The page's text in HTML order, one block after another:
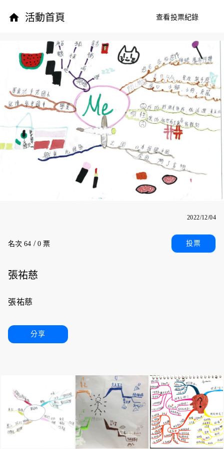
活動首頁 查看投票紀錄
2022/12/04
名次 64 / 0 票 投票
張祐慈
張祐慈
分享